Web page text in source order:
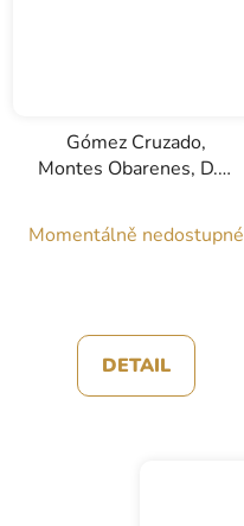
Gómez Cruzado,
Montes Obarenes, D.O.
Momentálně nedostupné
DETAIL